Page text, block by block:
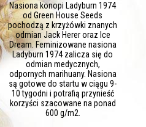
Nasiona konopi Ladyburn 1974
od Green House Seeds
pochodzą z krzyżówki znanych
odmian Jack Herer oraz Ice
Dream. Feminizowane nasiona
Ladyburn 1974 zalicza się do
odmian medycznych,
odpornych marihuany. Nasiona
są gotowe do startu w ciągu 9-
10 tygodni i potrafią przynieść
korzyści szacowane na ponad
600 g/m2.